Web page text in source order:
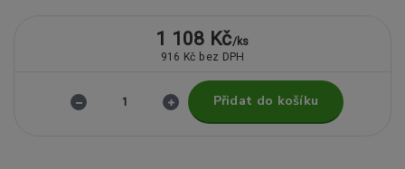
1 108 Kč/ks
916 Kč bez DPH
Přidat do košíku